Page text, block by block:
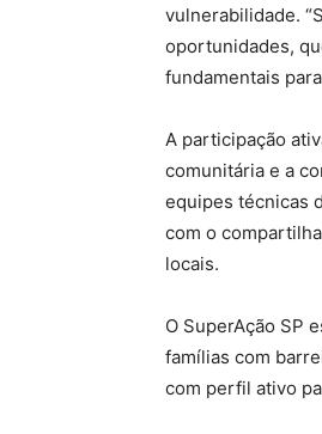
vulnerabilidade.
oportunidades,
fundamentais
A participação
comunitária e a
equipes técnicas
com o
locais.
O SuperAção SP
famílias com
com perfil ativo